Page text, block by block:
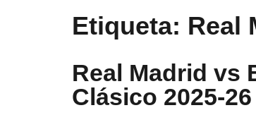
Etiqueta: Real
Real Madrid vs
Clásico 2025-26